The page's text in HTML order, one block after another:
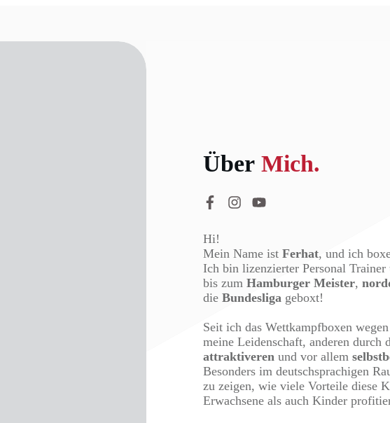
Über Mich.
Hi!
Mein Name ist Ferhat, und ich
Ich bin lizenzierter Personal
bis zum Hamburger Meister,
die Bundesliga geboxt!
Seit ich das Wettkampfboxen
meine Leidenschaft, anderen durch
attraktiveren und vor allem
Besonders im deutschsprachigen
zu zeigen, wie viele Vorteile diese
Erwachsene als auch Kinder